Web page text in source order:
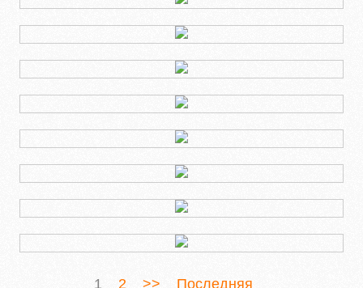
1 2 >> Последняя